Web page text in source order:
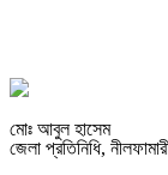
মোঃ আবুল হাসেম
জেলা প্রতিনিধি,